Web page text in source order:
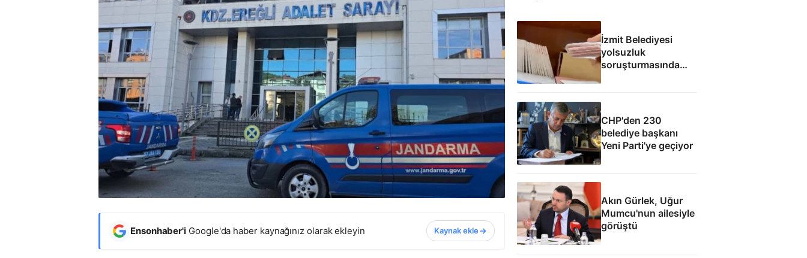
Ensonhaber'i Google'da haber kaynağınız olarak ekleyin Kaynak ekle
İzmit Belediyesi
yolsuzluk
soruşturmasında
dolu zarf
CHP'den 230
belediye başkanı
Yeni Parti'ye geçiyor
Akın Gürlek, Uğur
Mumcu'nun ailesiyle
görüştü